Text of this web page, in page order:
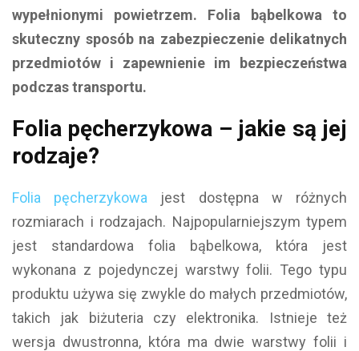
wypełnionymi powietrzem. Folia bąbelkowa to
skuteczny sposób na zabezpieczenie delikatnych
przedmiotów i zapewnienie im bezpieczeństwa
podczas transportu.
Folia pęcherzykowa – jakie są jej
rodzaje?
Folia pęcherzykowa jest dostępna w różnych
rozmiarach i rodzajach. Najpopularniejszym typem
jest standardowa folia bąbelkowa, która jest
wykonana z pojedynczej warstwy folii. Tego typu
produktu używa się zwykle do małych przedmiotów,
takich jak biżuteria czy elektronika. Istnieje też
wersja dwustronna, która ma dwie warstwy folii i